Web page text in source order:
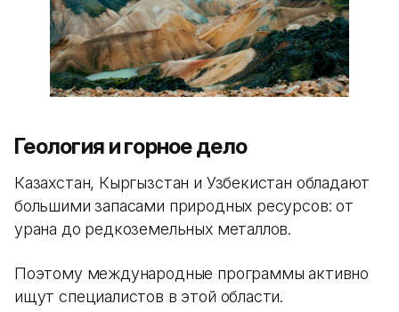
Геология и горное дело
Казахстан, Кыргызстан и Узбекистан обладают
большими запасами природных ресурсов: от
урана до редкоземельных металлов.
Поэтому международные программы активно
ищут специалистов в этой области.